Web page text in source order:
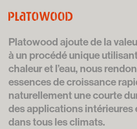
Platowood ajoute de la
à un procédé unique
chaleur et l’eau, nous
essences de croissance
naturellement une courte
des applications intérieures
dans tous les climats.